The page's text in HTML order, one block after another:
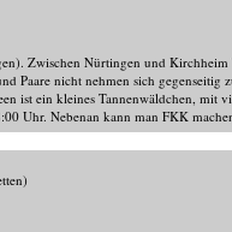
Zwischen Nürtingen und Kirchheim
Paare nicht nehmen sich gegenseitig
ist ein kleines Tannenwäldchen, mit
Uhr. Nebenan kann man FKK